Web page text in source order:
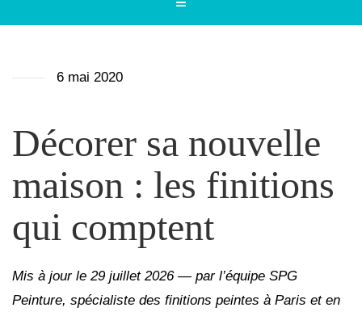
6 mai 2020
Décorer sa nouvelle
maison : les finitions
qui comptent
Mis à jour le 29 juillet 2026 — par l’équipe SPG
Peinture, spécialiste des finitions peintes à Paris et en